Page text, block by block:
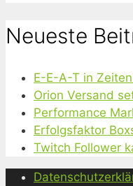
Neueste
E-E-A-T in
Orion Versand
Performance
Erfolgsfaktor
Twitch Follower